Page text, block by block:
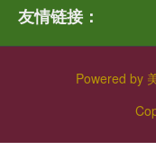
友情链接：
Powered by